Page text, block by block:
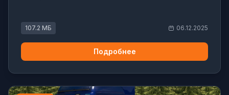
107.2 МБ 06.12.2025
Подробнее